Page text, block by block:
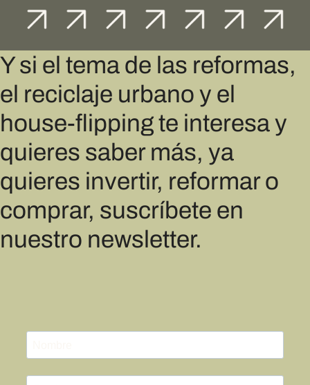
Y si el tema de las reformas,
el reciclaje urbano y el
house-flipping te interesa y
quieres saber más, ya
quieres invertir, reformar o
comprar, suscríbete en
nuestro newsletter.